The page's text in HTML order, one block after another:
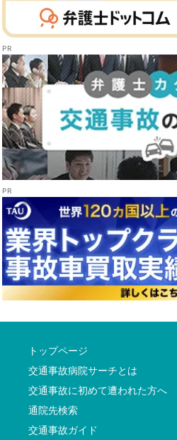
トップページ
交通事故病院サーチとは
交通事故に初めて遭われた方へ
通院先検索
交通事故ガイド